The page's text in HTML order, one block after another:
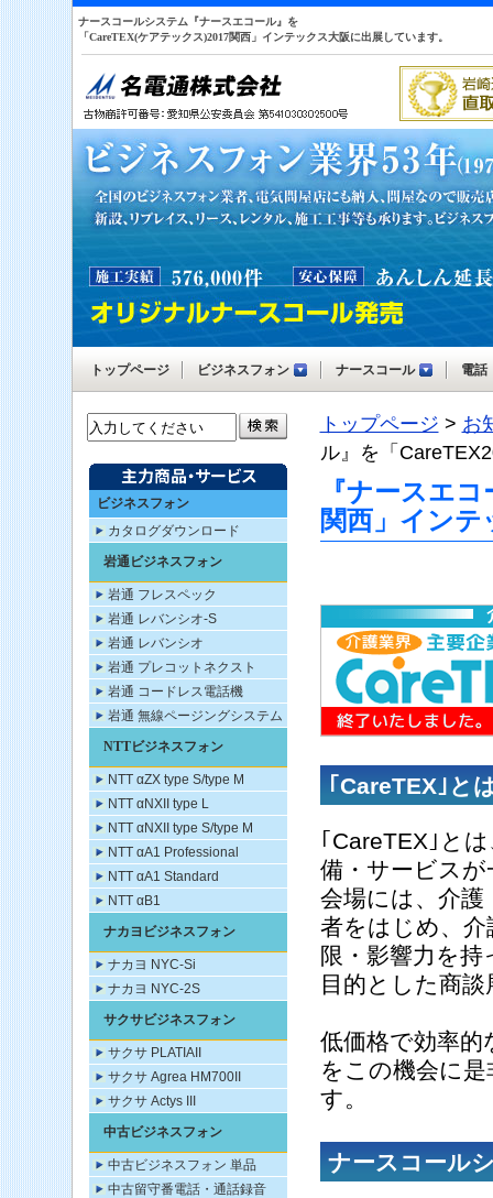
ナースコールシステム『ナースエコール』を
「CareTEX(ケアテックス)2017関西」インテックス大阪に出展しています。
トップページ ビジネスフォン ナースコール 電話
ビジネスフォン
カタログダウンロード
岩通ビジネスフォン
岩通 フレスペック
岩通 レバンシオ-S
岩通 レバンシオ
岩通 プレコットネクスト
岩通 コードレス電話機
岩通 無線ページングシステム
NTTビジネスフォン
NTT αZX type S/type M
NTT αNXII type L
NTT αNXII type S/type M
NTT αA1 Professional
NTT αA1 Standard
NTT αB1
ナカヨビジネスフォン
ナカヨ NYC-Si
ナカヨ NYC-2S
サクサビジネスフォン
サクサ PLATIAII
サクサ Agrea HM700II
サクサ Actys III
中古ビジネスフォン
中古ビジネスフォン 単品
中古留守番電話・通話録音
トップページ > お
ル』を 「
『ナースエ
関西」イン
｢CareTEX｣と
｢CareTEX｣と
備・サービス
会場には、介護
者をはじめ、介
限・影響力を
目的とした商談
低価格で効率
をこの機会に
す。
ナースコール